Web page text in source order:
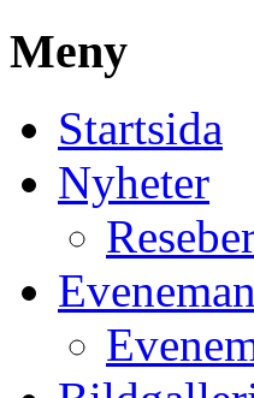
Meny
Startsida
Nyheter